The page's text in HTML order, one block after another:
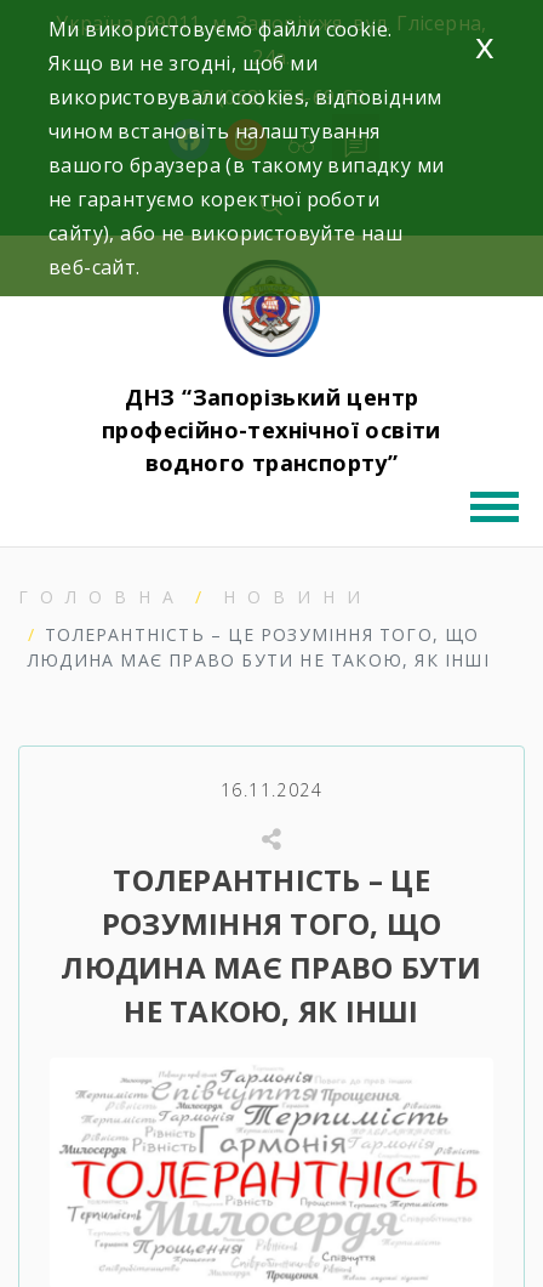
Україна, 69011, м. Запоріжжя, вул. Глісерна,
24а.
+38 (068) 354-69-83
facebookinstagram
ДНЗ “Запорізький центр
професійно-технічної освіти
водного транспорту”
ГОЛОВНА
НОВИНИ
ТОЛЕРАНТНІСТЬ – ЦЕ РОЗУМІННЯ ТОГО, ЩО
ЛЮДИНА МАЄ ПРАВО БУТИ НЕ ТАКОЮ, ЯК ІНШІ
16.11.2024
ТОЛЕРАНТНІСТЬ – ЦЕ
РОЗУМІННЯ ТОГО, ЩО
ЛЮДИНА МАЄ ПРАВО БУТИ
НЕ ТАКОЮ, ЯК ІНШІ
Ми використовуємо файли cookie.
Якщо ви не згодні, щоб ми
використовували cookies, відповідним
чином встановіть налаштування
вашого браузера (в такому випадку ми
не гарантуємо коректної роботи
сайту), або не використовуйте наш
веб-сайт.
x